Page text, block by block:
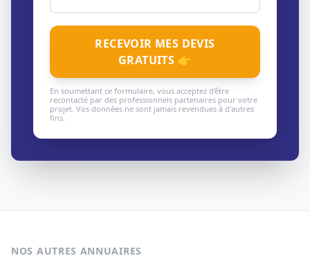
RECEVOIR MES DEVIS
GRATUITS 👉
En soumettant ce formulaire, vous acceptez d'être
recontacté par des professionnels partenaires pour votre
projet. Vos données ne sont jamais revendues à d'autres
fins.
NOS AUTRES ANNUAIRES